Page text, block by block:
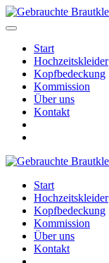
Start
Hochzeitskleider
Kopfbedeckung
Kommission
Über uns
Kontakt
Start
Hochzeitskleider
Kopfbedeckung
Kommission
Über uns
Kontakt